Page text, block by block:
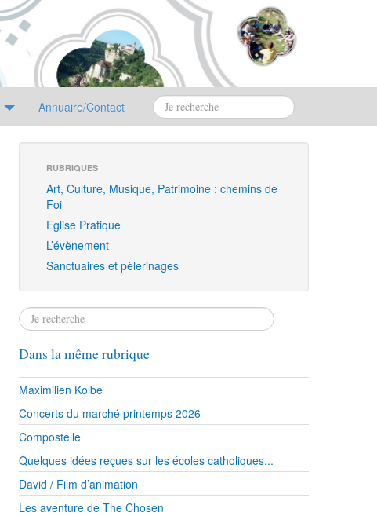
Annuaire/Contact
RUBRIQUES
Art, Culture, Musique, Patrimoine : chemins de
Foi
Eglise Pratique
L’évènement
Sanctuaires et pèlerinages
Dans la même rubrique
Maximilien Kolbe
Concerts du marché printemps 2026
Compostelle
Quelques idées reçues sur les écoles catholiques...
David / Film d’animation
Les aventure de The Chosen